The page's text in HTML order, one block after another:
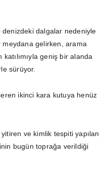
dalgalar nedeniyle
gelirken, arama
geniş bir alanda
sürüyor.
ikinci kara kutuya henüz
ve kimlik tespiti yapılan
bugün toprağa verildiği